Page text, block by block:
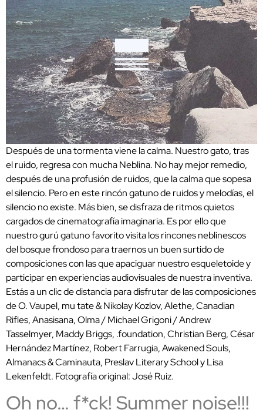
Después de una tormenta viene la calma. Nuestro gato, tras
el ruido, regresa con mucha Neblina. No hay mejor remedio,
después de una profusión de ruidos, que la calma que sopesa
el silencio. Pero en este rincón gatuno de ruidos y melodías, el
silencio no existe. Más bien, se disfraza de ritmos quietos
cargados de cinematografía imaginaria. Es por ello que
nuestro gurú gatuno favorito visita los rincones neblinescos
del bosque frondoso para traernos un buen surtido de
composiciones con las que apaciguar nuestro esqueletoide y
participar en experiencias audiovisuales de nuestra inventiva.
Estás a un clic de distancia para disfrutar de las composiciones
de O. Vaupel, mu tate & Nikolay Kozlov, Alethe, Canadian
Rifles, Anasisana, Olma / Michael Grigoni / Andrew
Tasselmyer, Maddy Briggs, .foundation, Christian Berg, César
Hernández Martínez, Robert Farrugia, Awakened Souls,
Almanacs & Caminauta, Preslav Literary School y Lisa
Lekenfeldt. Fotografía original: José Ruiz.
Oh no… f*ck! Summer noise!!!